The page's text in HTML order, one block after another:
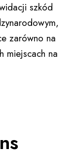
szkód
zarówno na
miejscach na